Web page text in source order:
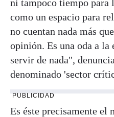
ni tampoco tiempo para
como un espacio para
no cuentan nada más
opinión. Es una oda a la
servir de nada",
denominado 'sector
PUBLICIDAD
Es éste precisamente el